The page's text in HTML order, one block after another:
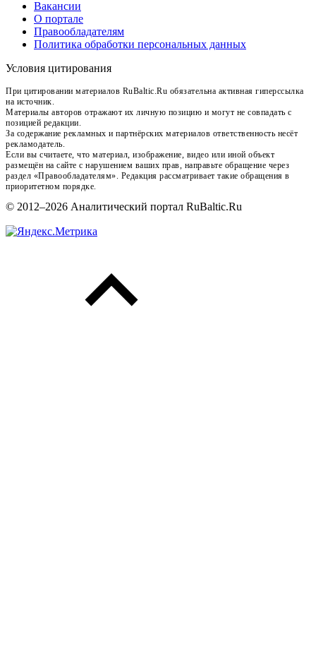
Вакансии
О портале
Правообладателям
Политика обработки персональных данных
Условия цитирования
При цитировании материалов RuBaltic.Ru обязательна активная гиперссылка
на источник.
Материалы авторов отражают их личную позицию и могут не совпадать с
позицией редакции.
За содержание рекламных и партнёрских материалов ответственность несёт
рекламодатель.
Если вы считаете, что материал, изображение, видео или иной объект
размещён на сайте с нарушением ваших прав, направьте обращение через
раздел «Правообладателям». Редакция рассматривает такие обращения в
приоритетном порядке.
© 2012–2026 Аналитический портал RuBaltic.Ru